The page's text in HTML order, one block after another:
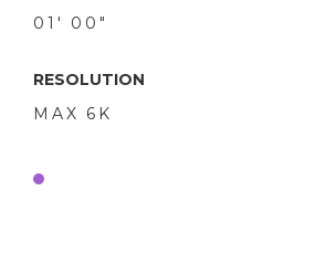
01' 00"
RESOLUTION
MAX 6K